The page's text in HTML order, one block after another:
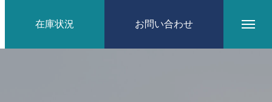
在庫状況 お問い合わせ